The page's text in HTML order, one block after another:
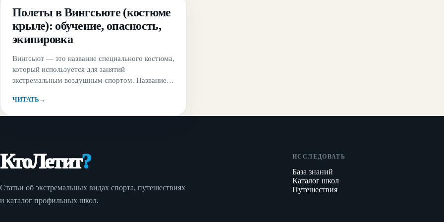
ГАЙД
Полеты в Вингсьюте (костюме
крыле): обучение, опасность,
экипировка
Вингсьют — это название специального костюма,
который используется для занятий
экстремальным воздушным спортом. Название
wingsuit, что буквально переводится как
ЧИТАТЬ →
КтоЛетит?
Статьи об экстремальных видах спорта, путешествиях
и каталог профильных школ.
ИССЛЕДОВАТЬ
База знаний
Каталог школ
Путешествия